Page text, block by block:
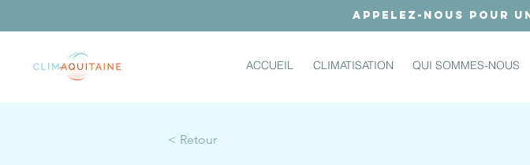
ACCUEIL CLIMATISATION QUI SOMMES-NOUS
Appelez-nous pour
< Retour